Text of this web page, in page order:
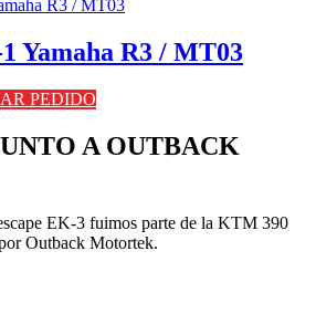
Yamaha R3 / MT03
PEDIDO
A OUTBACK
EK-3 fuimos parte de la KTM 390
Outback Motortek.